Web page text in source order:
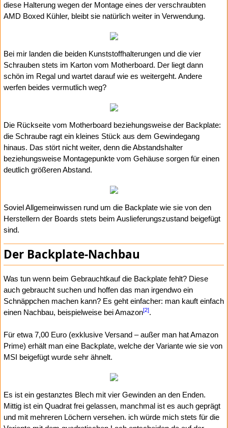
diese Halterung wegen der Montage eines der verschraubten
AMD Boxed Kühler, bleibt sie natürlich weiter in Verwendung.
Bei mir landen die beiden Kunststoffhalterungen und die vier
Schrauben stets im Karton vom Motherboard. Der liegt dann
schön im Regal und wartet darauf wie es weitergeht. Andere
werfen beides vermutlich weg?
Die Rückseite vom Motherboard beziehungsweise der Backplate:
die Schraube ragt ein kleines Stück aus dem Gewindegang
hinaus. Das stört nicht weiter, denn die Abstandshalter
beziehungsweise Montagepunkte vom Gehäuse sorgen für einen
deutlich größeren Abstand.
Soviel Allgemeinwissen rund um die Backplate wie sie von den
Herstellern der Boards stets beim Auslieferungszustand beigefügt
sind.
Der Backplate-Nachbau
Was tun wenn beim Gebrauchtkauf die Backplate fehlt? Diese
auch gebraucht suchen und hoffen das man irgendwo ein
Schnäppchen machen kann? Es geht einfacher: man kauft einfach
einen Nachbau, beispielweise bei Amazon[2].
Für etwa 7,00 Euro (exklusive Versand – außer man hat Amazon
Prime) erhält man eine Backplate, welche der Variante wie sie von
MSI beigefügt wurde sehr ähnelt.
Es ist ein gestanztes Blech mit vier Gewinden an den Enden.
Mittig ist ein Quadrat frei gelassen, manchmal ist es auch geprägt
und mit mehreren Löchern versehen. ich würde mich stets für die